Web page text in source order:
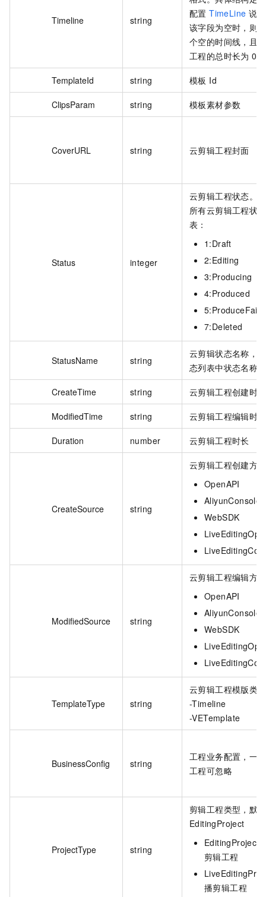
Timeline string
配置TimeLine 说
该字段为空时，则
个空的时间线，且
工程的总时长为 0。
TemplateId string 模板 Id
ClipsParam string 模板素材参数
CoverURL string 云剪辑工程封面
Status integer
云剪辑工程状态。
所有云剪辑工程状
表：
1:Draft
2:Editing
3:Producing
4:Produced
7:Deleted
StatusName string
云剪辑状态名称，
态列表中状态名称。
CreateTime string 云剪辑工程创建时间
ModifiedTime string 云剪辑工程编辑时间
Duration number 云剪辑工程时长
CreateSource string
云剪辑工程创建方式
OpenAPI
AliyunConsole
WebSDK
ModifiedSource string
云剪辑工程编辑方式
OpenAPI
AliyunConsole
WebSDK
TemplateType string
云剪辑工程模版类型
-Timeline
-VETemplate
BusinessConfig string
工程业务配置，一
工程可忽略
ProjectType string
剪辑工程类型，默认
EditingProject
EditingProject:
剪辑工程
播剪辑工程